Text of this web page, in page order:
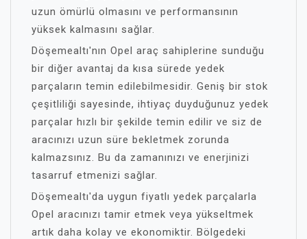
uzun ömürlü olmasını ve performansının
yüksek kalmasını sağlar.
Döşemealtı'nın Opel araç sahiplerine sunduğu
bir diğer avantaj da kısa sürede yedek
parçaların temin edilebilmesidir. Geniş bir stok
çeşitliliği sayesinde, ihtiyaç duyduğunuz yedek
parçalar hızlı bir şekilde temin edilir ve siz de
aracınızı uzun süre bekletmek zorunda
kalmazsınız. Bu da zamanınızı ve enerjinizi
tasarruf etmenizi sağlar.
Döşemealtı'da uygun fiyatlı yedek parçalarla
Opel aracınızı tamir etmek veya yükseltmek
artık daha kolay ve ekonomiktir. Bölgedeki